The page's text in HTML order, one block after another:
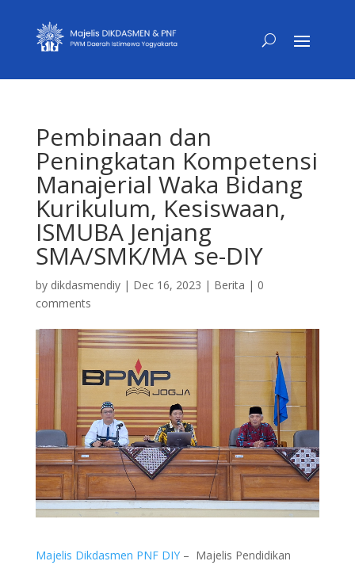
Pembinaan dan
Peningkatan Kompetensi
Manajerial Waka Bidang
Kurikulum, Kesiswaan,
ISMUBA Jenjang
SMA/SMK/MA se-DIY
by dikdasmendiy| Dec 16, 2023 | Berita | 0
comments
Majelis Dikdasmen PNF DIY– Majelis Pendidikan